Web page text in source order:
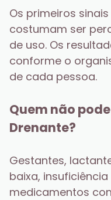
Os primeiros
costumam ser
de uso. Os
conforme o
de cada pessoa.
Quem não
Drenante?
Gestantes,
baixa,
medicamentos